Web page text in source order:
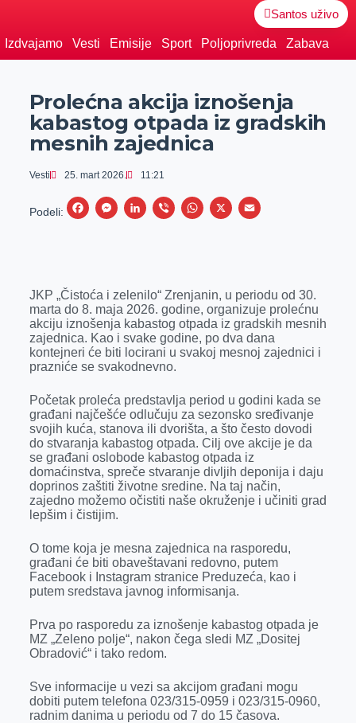
Santos uživo
Izdvajamo Vesti Emisije Sport Poljoprivreda Zabava
Prolećna akcija iznošenja
kabastog otpada iz gradskih
mesnih zajednica
Vesti 25. mart 2026. 11:21
Podeli:
F
b
o
o
k
M
e
n
g
e
L
e
d
I
n
V
r
W
s
A
p
X
E
l
JKP „Čistoća i zelenilo“ Zrenjanin, u periodu od 30.
marta do 8. maja 2026. godine, organizuje prolećnu
akciju iznošenja kabastog otpada iz gradskih mesnih
zajednica. Kao i svake godine, po dva dana
kontejneri će biti locirani u svakoj mesnoj zajednici i
prazniće se svakodnevno.
Početak proleća predstavlja period u godini kada se
građani najčešće odlučuju za sezonsko sređivanje
svojih kuća, stanova ili dvorišta, a što često dovodi
do stvaranja kabastog otpada. Cilj ove akcije je da
se građani oslobode kabastog otpada iz
domaćinstva, spreče stvaranje divljih deponija i daju
doprinos zaštiti životne sredine. Na taj način,
zajedno možemo očistiti naše okruženje i učiniti grad
lepšim i čistijim.
O tome koja je mesna zajednica na rasporedu,
građani će biti obaveštavani redovno, putem
Facebook i Instagram stranice Preduzeća, kao i
putem sredstava javnog informisanja.
Prva po rasporedu za iznošenje kabastog otpada je
MZ „Zeleno polje“, nakon čega sledi MZ „Dositej
Obradović“ i tako redom.
Sve informacije u vezi sa akcijom građani mogu
dobiti putem telefona 023/315-0959 i 023/315-0960,
radnim danima u periodu od 7 do 15 časova.